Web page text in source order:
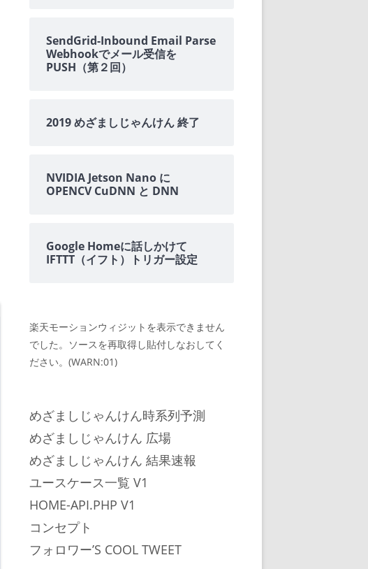
SendGrid-Inbound Email Parse
Webhookでメール受信を
PUSH（第２回）
2019 めざましじゃんけん 終了
NVIDIA Jetson Nano に
OPENCV CuDNN と DNN
Google Homeに話しかけて
IFTTT（イフト）トリガー設定
楽天モーションウィジットを表示できません
でした。ソースを再取得し貼付しなおしてく
ださい。(WARN:01)
めざましじゃんけん時系列予測
めざましじゃんけん 広場
めざましじゃんけん 結果速報
ユースケース一覧 V1
HOME-API.PHP V1
コンセプト
フォロワー’S COOL TWEET